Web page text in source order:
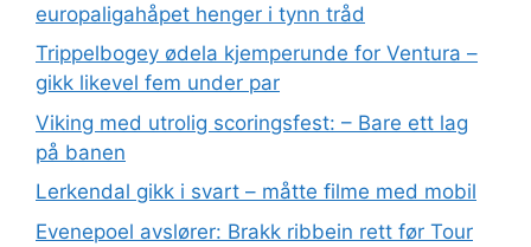
europaligahåpet henger i tynn tråd
Trippelbogey ødela kjemperunde for Ventura –
gikk likevel fem under par
Viking med utrolig scoringsfest: – Bare ett lag
på banen
Lerkendal gikk i svart – måtte filme med mobil
Evenepoel avslører: Brakk ribbein rett før Tour